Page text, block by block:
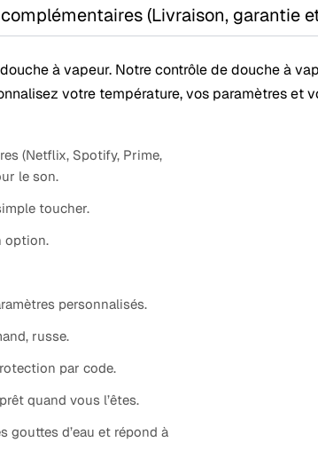
(Livraison, garantie
à vapeur. Notre contrôle de douche à
votre température, vos paramètres et
(Netflix, Spotify, Prime,
le son.
toucher.
option.
personnalisés.
russe.
par code.
quand vous l’êtes.
gouttes d’eau et répond à